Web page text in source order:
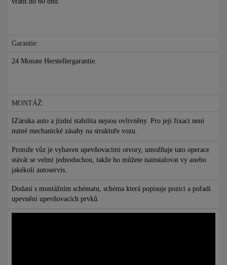
Garantie:
24 Monate Herstellergarantie.
MONTÁŽ:
IZáruka auto a jízdní stabilita nejsou ovlivněny. Pro její fixaci není
nutné mechanické zásahy na struktuře vozu.
Protože vůz je vybaven upevňovacími otvory, umožňuje tato operace
stávát se velmi jednoduchou, takže ho můžete nainstalovat vy anebo
jakékoli autoservis.
Dodaní s montážním schématu, schéma která popisuje pozici a pořadí
upevnění upevňovacích prvků.